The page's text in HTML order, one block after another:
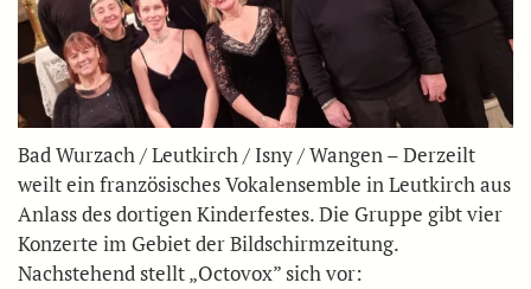
Bad Wurzach / Leutkirch / Isny / Wangen – Derzeilt
weilt ein französisches Vokalensemble in Leutkirch aus
Anlass des dortigen Kinderfestes. Die Gruppe gibt vier
Konzerte im Gebiet der Bildschirmzeitung.
Nachstehend stellt „Octovox” sich vor: